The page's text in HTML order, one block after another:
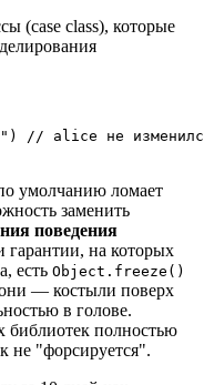
(case class), которые
умолчанию ломает
заменить
поведения
на которых
есть Object.freeze()
— костыли поверх
в голове.
библиотек полностью
не "форсируется".